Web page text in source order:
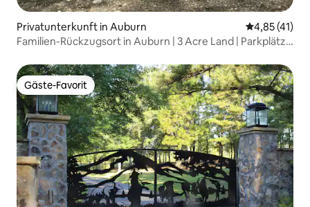
Privatunterkunft in Auburn
4,85 (41)
Familien-Rückzugsort in Auburn | 3 Acre Land | Parkplätze
Gäste-Favorit
Gäste-Favorit